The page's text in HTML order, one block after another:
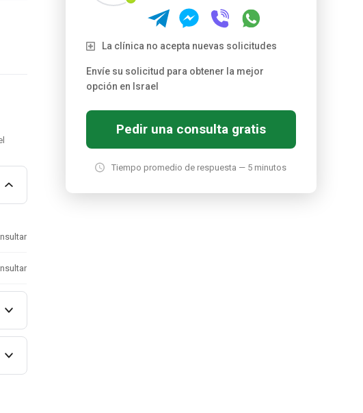
La clínica no acepta nuevas solicitudes
Envíe su solicitud para obtener la mejor
opción en Israel
Pedir una consulta gratis
Tiempo promedio de respuesta — 5 minutos